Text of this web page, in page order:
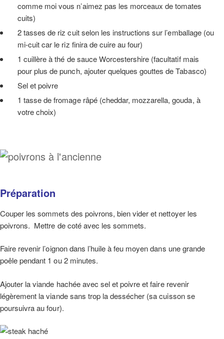
comme moi vous n’aimez pas les morceaux de tomates
cuits)
2 tasses de riz cuit selon les instructions sur l’emballage (ou
mi-cuit car le riz finira de cuire au four)
1 cuillère à thé de sauce Worcestershire (facultatif mais
pour plus de punch, ajouter quelques gouttes de Tabasco)
Sel et poivre
1 tasse de fromage râpé (cheddar, mozzarella, gouda, à
votre choix)
Préparation
Couper les sommets des poivrons, bien vider et nettoyer les
poivrons. Mettre de coté avec les sommets.
Faire revenir l’oignon dans l’huile à feu moyen dans une grande
poêle pendant 1 ou 2 minutes.
Ajouter la viande hachée avec sel et poivre et faire revenir
légèrement la viande sans trop la dessécher (sa cuisson se
poursuivra au four).